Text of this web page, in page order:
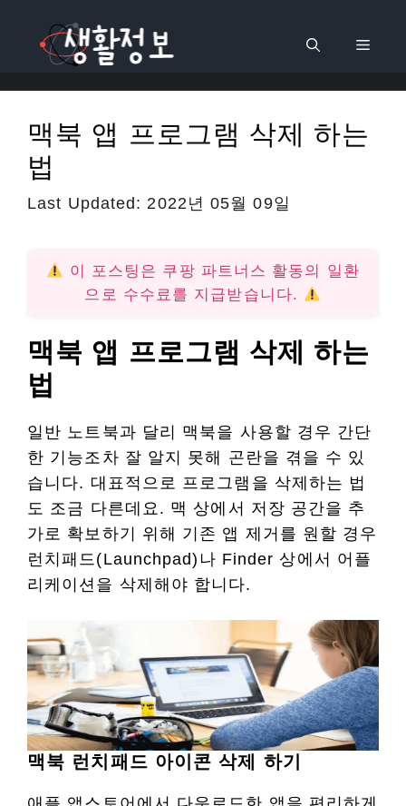
로
메
맥북 앱 프로그램 삭제 하는
법
Last Updated: 2022년 05월 09일
이 포스팅은 쿠팡 파트너스 활동의 일환
으로 수수료를 지급받습니다.
맥북 앱 프로그램 삭제 하는
법
일반 노트북과 달리 맥북을 사용할 경우 간단
한 기능조차 잘 알지 못해 곤란을 겪을 수 있
습니다. 대표적으로 프로그램을 삭제하는 법
도 조금 다른데요. 맥 상에서 저장 공간을 추
가로 확보하기 위해 기존 앱 제거를 원할 경우
런치패드(Launchpad)나 Finder 상에서 어플
리케이션을 삭제해야 합니다.
맥북 런치패드 아이콘 삭제 하기